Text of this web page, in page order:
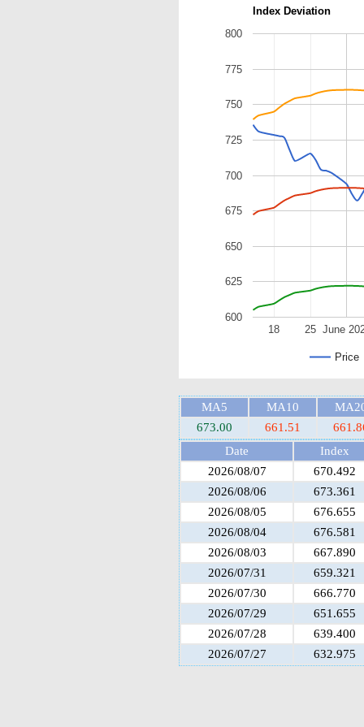
Index Deviation
Price
June
18 25
600
625
650
675
700
725
750
775
800
MA5 MA10
673.00
661.51
Date
Index
2026/08/07
670.492
2026/08/06
673.361
2026/08/05
676.655
2026/08/04
676.581
2026/08/03
667.890
2026/07/31
659.321
2026/07/30
666.770
2026/07/29
651.655
2026/07/28
639.400
2026/07/27
632.975